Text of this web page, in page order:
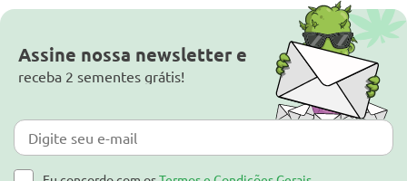
Assine nossa newsletter e
receba 2 sementes grátis!